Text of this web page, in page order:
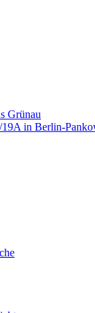
Grünau
19A in Berlin-